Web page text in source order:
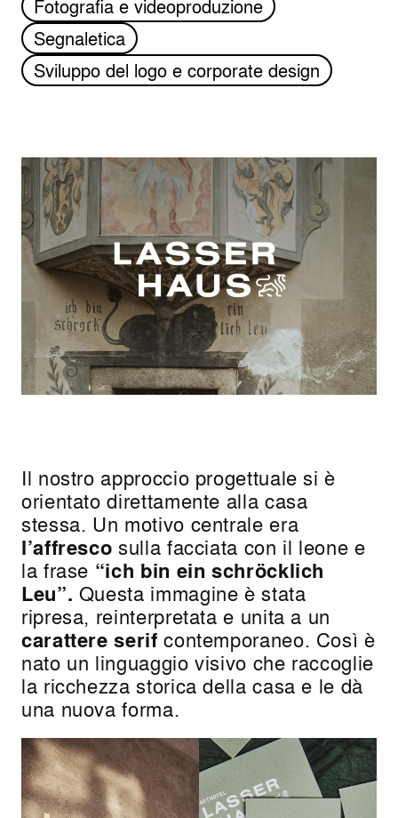
Fotografia e videoproduzione
Segnaletica
Sviluppo del logo e corporate design
Il nostro approccio progettuale si è
orientato direttamente alla casa
stessa. Un motivo centrale era
l’affresco sulla facciata con il leone e
la frase “ich bin ein schröcklich
Leu”. Questa immagine è stata
ripresa, reinterpretata e unita a un
carattere serif contemporaneo. Così è
nato un linguaggio visivo che raccoglie
la ricchezza storica della casa e le dà
una nuova forma.